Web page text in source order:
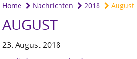
Home Nachrichten 2018 August
AUGUST
23. August 2018